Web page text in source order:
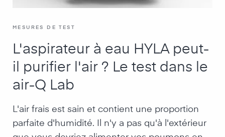
MESURES DE TEST
L'aspirateur à eau HYLA peut-
il purifier l'air ? Le test dans le
air-Q Lab
L'air frais est sain et contient une proportion
parfaite d'humidité. Il n'y a pas qu'à l'extérieur